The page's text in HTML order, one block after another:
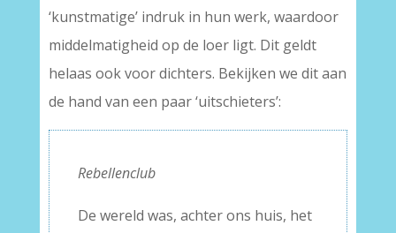
‘kunstmatige’ indruk in hun werk, waardoor
middelmatigheid op de loer ligt. Dit geldt
helaas ook voor dichters. Bekijken we dit aan
de hand van een paar ‘uitschieters’:
Rebellenclub
De wereld was, achter ons huis, het